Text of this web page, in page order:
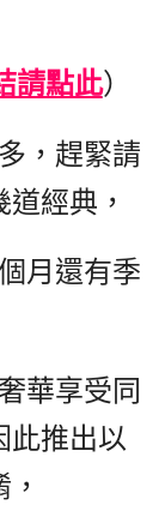
請點此）
， 趕緊請
經典，
月還有季
華享受同
此推出以